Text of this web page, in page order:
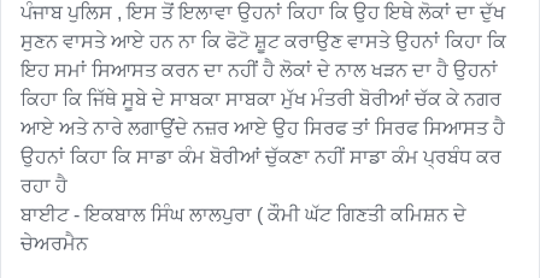
ਪੰਜਾਬ ਪੁਲਿਸ , ਇਸ ਤੋਂ ਇਲਾਵਾ ਉਹਨਾਂ ਕਿਹਾ ਕਿ ਉਹ ਇਥੇ ਲੋਕਾਂ ਦਾ ਦੁੱਖ
ਸੁਣਨ ਵਾਸਤੇ ਆਏ ਹਨ ਨਾ ਕਿ ਫੋਟੋ ਸ਼ੂਟ ਕਰਾਉਣ ਵਾਸਤੇ ਉਹਨਾਂ ਕਿਹਾ ਕਿ
ਇਹ ਸਮਾਂ ਸਿਆਸਤ ਕਰਨ ਦਾ ਨਹੀਂ ਹੈ ਲੋਕਾਂ ਦੇ ਨਾਲ ਖੜਨ ਦਾ ਹੈ ਉਹਨਾਂ
ਕਿਹਾ ਕਿ ਜਿੱਥੇ ਸੂਬੇ ਦੇ ਸਾਬਕਾ ਸਾਬਕਾ ਮੁੱਖ ਮੰਤਰੀ ਬੋਰੀਆਂ ਚੱਕ ਕੇ ਨਗਰ
ਆਏ ਅਤੇ ਨਾਰੇ ਲਗਾਉਂਦੇ ਨਜ਼ਰ ਆਏ ਉਹ ਸਿਰਫ ਤਾਂ ਸਿਰਫ ਸਿਆਸਤ ਹੈ
ਉਹਨਾਂ ਕਿਹਾ ਕਿ ਸਾਡਾ ਕੰਮ ਬੋਰੀਆਂ ਚੁੱਕਣਾ ਨਹੀਂ ਸਾਡਾ ਕੰਮ ਪ੍ਰਬੰਧ ਕਰ
ਰਹਾ ਹੈ
ਬਾਈਟ - ਇਕਬਾਲ ਸਿੰਘ ਲਾਲਪੁਰਾ ( ਕੌਮੀ ਘੱਟ ਗਿਣਤੀ ਕਮਿਸ਼ਨ ਦੇ
ਚੇਅਰਮੈਨ